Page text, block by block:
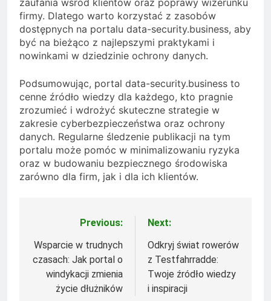
firmy. Dlatego warto korzystać z zasobów
dostępnych na portalu data-security.business, aby
być na bieżąco z najlepszymi praktykami i
nowinkami w dziedzinie ochrony danych.
Podsumowując, portal data-security.business to
cenne źródło wiedzy dla każdego, kto pragnie
zrozumieć i wdrożyć skuteczne strategie w
zakresie cyberbezpieczeństwa oraz ochrony
danych. Regularne śledzenie publikacji na tym
portalu może pomóc w minimalizowaniu ryzyka
oraz w budowaniu bezpiecznego środowiska
zarówno dla firm, jak i dla ich klientów.
Nawigacja
wpisu
Previous:
Wsparcie w trudnych
czasach: Jak portal o
windykacji zmienia
życie dłużników
Next:
Odkryj świat rowerów
z Testfahrradde:
Twoje źródło wiedzy
i inspiracji